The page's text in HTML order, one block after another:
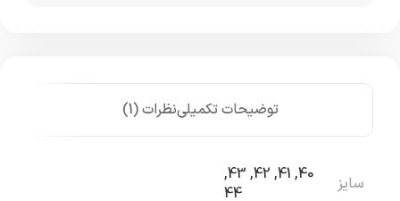
توضیحات تکمیلینظرات (1)
سایز 40
,
41
,
42
,
43
,
44